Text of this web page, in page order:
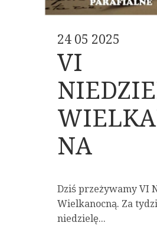
24 05 2025
VI
NA
Dziś przeżywamy VI
Wielkanocną. Za
niedzielę...